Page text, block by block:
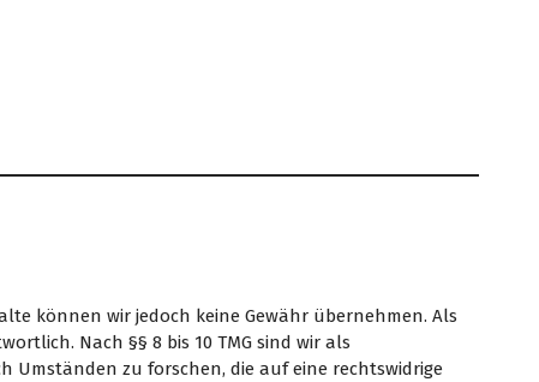
können wir jedoch keine Gewähr übernehmen. Als
Nach §§ 8 bis 10 TMG sind wir als
zu forschen, die auf eine rechtswidrige